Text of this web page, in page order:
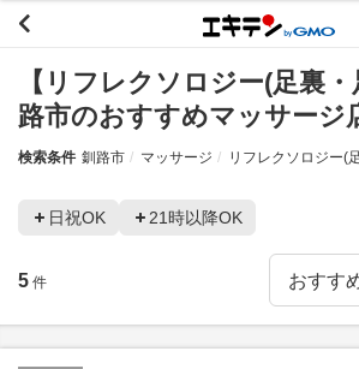
【リフレクソロジー(足裏
路市のおすすめマッサージ
検索条件 釧路市 マッサージ リフレクソロジー(
日祝OK 21時以降OK
5 件